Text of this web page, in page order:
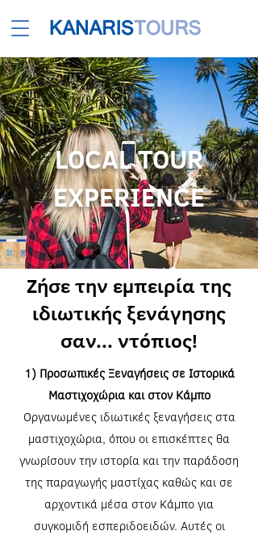
LOCAL TOUR
EXPERIENCE
Ζήσε την εμπειρία της
ιδιωτικής ξενάγησης
σαν... ντόπιος!
1) Προσωπικές Ξεναγήσεις σε Ιστορικά
Μαστιχοχώρια και στον Κάμπο
Οργανωμένες ιδιωτικές ξεναγήσεις στα
μαστιχοχώρια, όπου οι επισκέπτες θα
γνωρίσουν την ιστορία και την παράδοση
της παραγωγής μαστίχας καθώς και σε
αρχοντικά μέσα στον Κάμπο για
συγκομιδή εσπεριδοειδών. Αυτές οι